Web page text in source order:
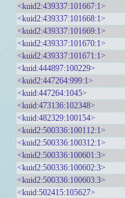
<kuid2:439337:101667:1>
<kuid2:439337:101668:1>
<kuid2:439337:101669:1>
<kuid2:439337:101670:1>
<kuid2:439337:101671:1>
<kuid:444897:100229>
<kuid2:447264:999:1>
<kuid:447264:1045>
<kuid:473136:102348>
<kuid:482329:100154>
<kuid2:500336:100112:1>
<kuid2:500336:100312:1>
<kuid2:500336:100601:3>
<kuid2:500336:100602:3>
<kuid2:500336:100603:3>
<kuid:502415:105627>